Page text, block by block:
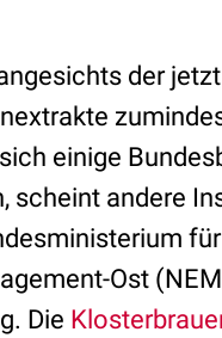
der jetzt
einige
scheint andere
für
Ost
Die